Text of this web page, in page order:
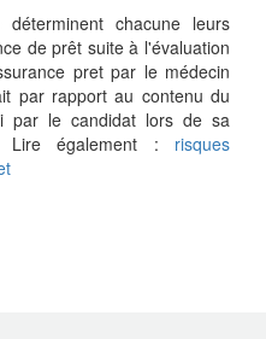
déterminent chacune leurs
de prêt suite à l'évaluation
pret par le médecin
par rapport au contenu du
par le candidat lors de sa
Lire également : risques